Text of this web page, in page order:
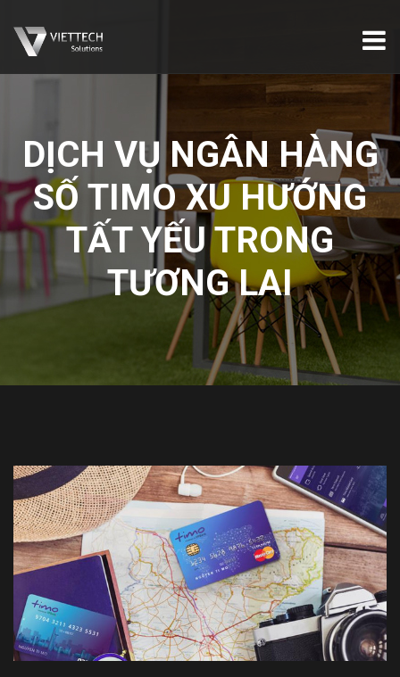
DỊCH VỤ NGÂN HÀNG
SỐ TIMO XU HƯỚNG
TẤT YẾU TRONG
TƯƠNG LAI